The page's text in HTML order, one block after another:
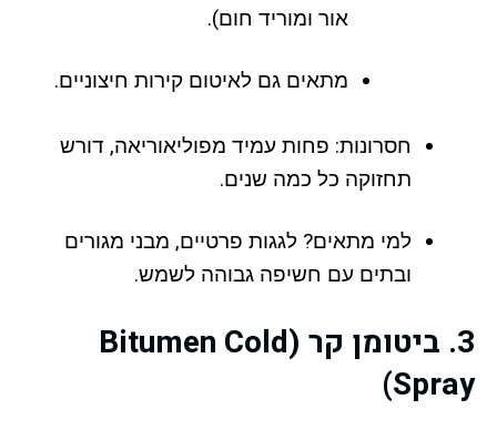
אור ומוריד חום).
מתאים גם לאיטום קירות חיצוניים.
חסרונות: פחות עמיד מפוליאוריאה, דורש
תחזוקה כל כמה שנים.
למי מתאים? לגגות פרטיים, מבני מגורים
ובתים עם חשיפה גבוהה לשמש.
3. ביטומן קר (Bitumen Cold
Spray)